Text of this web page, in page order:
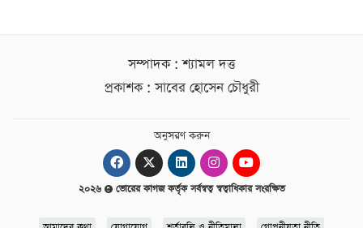
সম্পাদক : শ্যামল দত্ত
প্রকাশক : সাবের হোসেন চৌধুরী
অনুসরণ করুন
২০২৬ ভোরের কাগজ কর্তৃক সর্বস্বত্ব স্বত্বাধিকার সংরক্ষিত